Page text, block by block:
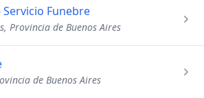
Servicio Funebre
Provincia de Buenos Aires
de Buenos Aires